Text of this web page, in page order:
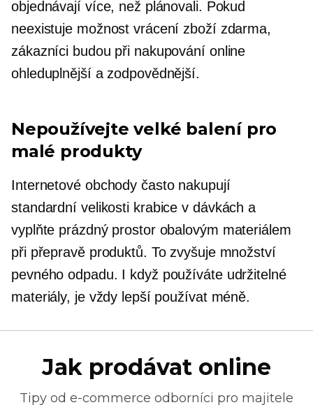
objednávají více, než plánovali. Pokud
neexistuje možnost vrácení zboží zdarma,
zákazníci budou při nakupování online
ohleduplnější a zodpovědnější.
Nepoužívejte velké balení pro
malé produkty
Internetové obchody často nakupují
standardní velikosti krabice v dávkách a
vyplňte prázdný prostor obalovým materiálem
při přepravě produktů. To zvyšuje množství
pevného odpadu. I když používáte udržitelné
materiály, je vždy lepší používat méně.
Jak prodávat online
Tipy od e-commerce odborníci pro majitele